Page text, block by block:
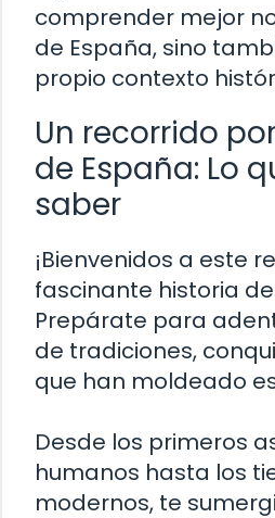
comprender mejor
de España, sino
propio contexto
Un recorrido
de España: Lo
saber
¡Bienvenidos a este
fascinante historia
Prepárate para
de tradiciones,
que han moldeado
Desde los primeros
humanos hasta los
modernos, te